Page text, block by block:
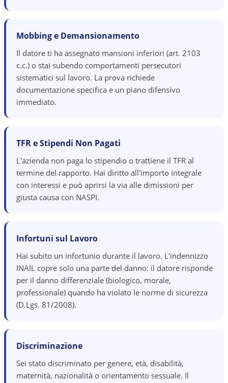
Mobbing e Demansionamento
Il datore ti ha assegnato mansioni inferiori (art. 2103
c.c.) o stai subendo comportamenti persecutori
sistematici sul lavoro. La prova richiede
documentazione specifica e un piano difensivo
immediato.
TFR e Stipendi Non Pagati
L'azienda non paga lo stipendio o trattiene il TFR al
termine del rapporto. Hai diritto all'importo integrale
con interessi e può aprirsi la via alle dimissioni per
giusta causa con NASPI.
Infortuni sul Lavoro
Hai subito un infortunio durante il lavoro. L'indennizzo
INAIL copre solo una parte del danno: il datore risponde
per il danno differenziale (biologico, morale,
professionale) quando ha violato le norme di sicurezza
(D.Lgs. 81/2008).
Discriminazione
Sei stato discriminato per genere, età, disabilità,
maternità, nazionalità o orientamento sessuale. Il